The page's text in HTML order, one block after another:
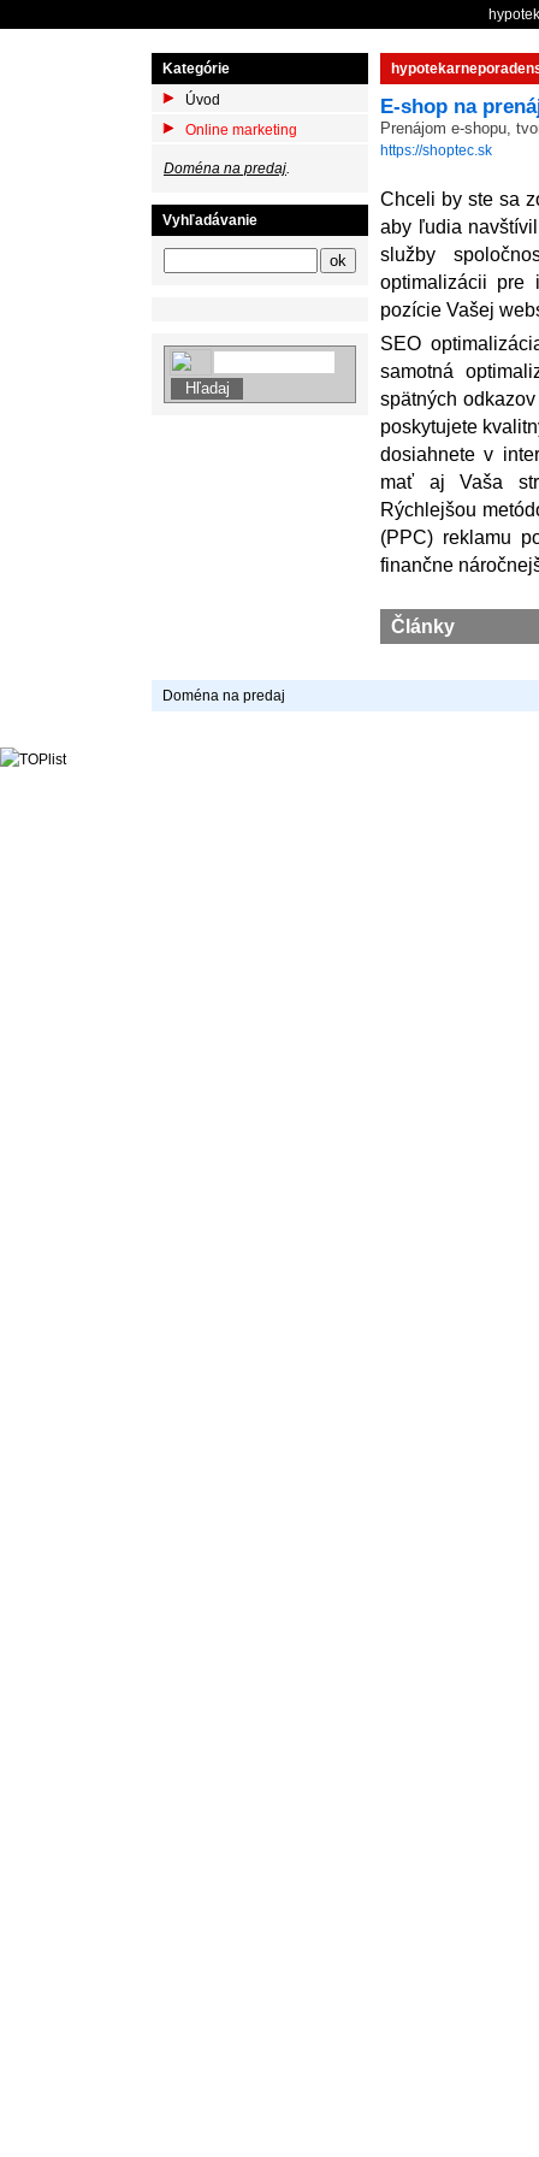
Kategórie
Úvod
Online marketing
Doména na predaj.
Vyhľadávanie
E-shop na
Prenájom e-shopu,
https://shoptec.sk
Chceli by ste sa
aby ľudia
služby
optimalizácii pre
pozície Vašej
SEO
samotná
spätných
poskytujete
dosiahnete v
mať aj Vaša
Rýchlejšou
(PPC) reklamu
finančne
Články
Doména na predaj